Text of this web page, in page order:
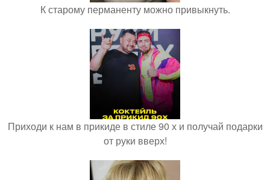
К старому перманенту можно привыкнуть.
Приходи к нам в прикиде в стиле 90 х и получай подарки
от руки вверх!